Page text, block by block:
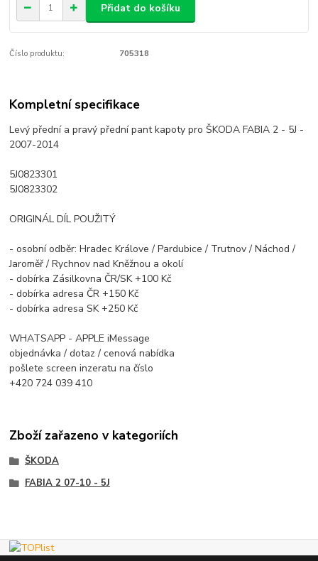
Přidat do košíku
Číslo produktu: 705318
Kompletní specifikace
Levý přední a pravý přední pant kapoty pro ŠKODA FABIA 2 - 5J -
2007-2014
5J0823301
5J0823302
ORIGINÁL DÍL POUŽITÝ
- osobní odběr: Hradec Králove / Pardubice / Trutnov / Náchod /
Jaroměř / Rychnov nad Kněžnou a okolí
- dobírka Zásilkovna ČR/SK +100 Kč
- dobírka adresa ČR +150 Kč
- dobírka adresa SK +250 Kč
WHATSAPP - APPLE iMessage
objednávka / dotaz / cenová nabídka
pošlete screen inzeratu na číslo
+420 724 039 410
Zboží zařazeno v kategoriích
ŠKODA
FABIA 2 07-10 - 5J